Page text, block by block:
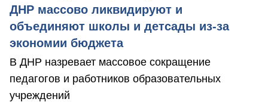
ДНР массово ликвидируют и
объединяют школы и детсады из-за
экономии бюджета
В ДНР назревает массовое сокращение
педагогов и работников образовательных
учреждений